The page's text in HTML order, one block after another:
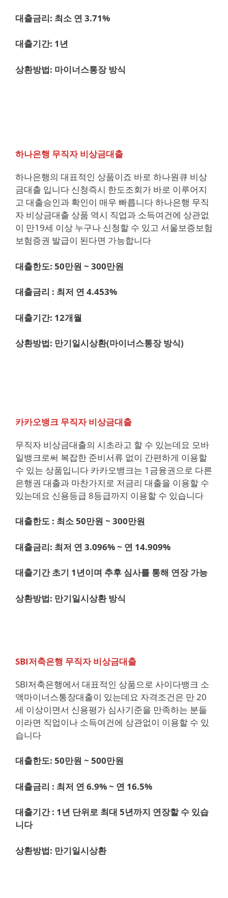
대출금리: 최소 연 3.71%
대출기간: 1년
상환방법: 마이너스통장 방식
하나은행 무직자 비상금대출
하나은행의 대표적인 상품이죠 바로 하나원큐 비상
금대출 입니다 신청즉시 한도조회가 바로 이루어지
고 대출승인과 확인이 매우 빠릅니다 하나은행 무직
자 비상금대출 상품 역시 직업과 소득여건에 상관없
이 만19세 이상 누구나 신청할 수 있고 서울보증보험
보험증권 발급이 된다면 가능합니다
대출한도: 50만원 ~ 300만원
대출금리 : 최저 연 4.453%
대출기간: 12개월
상환방법: 만기일시상환(마이너스통장 방식)
카카오뱅크 무직자 비상금대출
무직자 비상금대출의 시초라고 할 수 있는데요 모바
일뱅크로써 복잡한 준비서류 없이 간편하게 이용할
수 있는 상품입니다 카카오뱅크는 1금융권으로 다른
은행권 대출과 마찬가지로 저금리 대출을 이용할 수
있는데요 신용등급 8등급까지 이용할 수 있습니다
대출한도 : 최소 50만원 ~ 300만원
대출금리: 최저 연 3.096% ~ 연 14.909%
대출기간 초기 1년이며 추후 심사를 통해 연장 가능
상환방법: 만기일시상환 방식
SBI저축은행 무직자 비상금대출
SBI저축은행에서 대표적인 상품으로 사이다뱅크 소
액마이너스통장대출이 있는데요 자격조건은 만 20
세 이상이면서 신용평가 심사기준을 만족하는 분들
이라면 직업이나 소득여건에 상관없이 이용할 수 있
습니다
대출한도: 50만원 ~ 500만원
대출금리 : 최저 연 6.9% ~ 연 16.5%
대출기간 : 1년 단위로 최대 5년까지 연장할 수 있습
니다
상환방법: 만기일시상환